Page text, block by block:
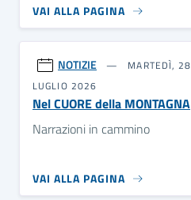
VAI ALLA PAGINA
NOTIZIE
MARTEDÌ, 28
LUGLIO 2026
Nel CUORE della MONTAGNA
Narrazioni in cammino
VAI ALLA PAGINA